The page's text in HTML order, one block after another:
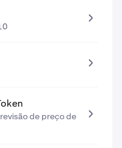
de preço de